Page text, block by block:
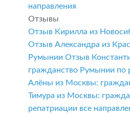
направления
Отзывы
Отзыв Кирилла из
Отзыв Александра из
Румынии Отзыв
гражданство Румынии по
Алёны из Москвы:
Тимура из Москвы:
репатриации все